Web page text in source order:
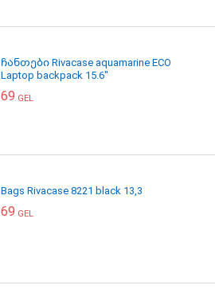
ჩანთები Rivacase aquamarine ECO
Laptop backpack 15.6"
69 GEL
Bags Rivacase 8221 black 13,3
69 GEL